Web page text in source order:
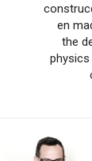
en
the